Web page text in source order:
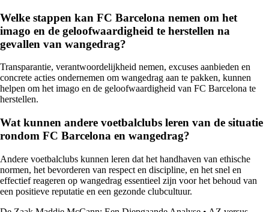
Welke stappen kan FC Barcelona nemen om het
imago en de geloofwaardigheid te herstellen na
gevallen van wangedrag?
Transparantie, verantwoordelijkheid nemen, excuses aanbieden en
concrete acties ondernemen om wangedrag aan te pakken, kunnen
helpen om het imago en de geloofwaardigheid van FC Barcelona te
herstellen.
Wat kunnen andere voetbalclubs leren van de situatie
rondom FC Barcelona en wangedrag?
Andere voetbalclubs kunnen leren dat het handhaven van ethische
normen, het bevorderen van respect en discipline, en het snel en
effectief reageren op wangedrag essentieel zijn voor het behoud van
een positieve reputatie en een gezonde clubcultuur.